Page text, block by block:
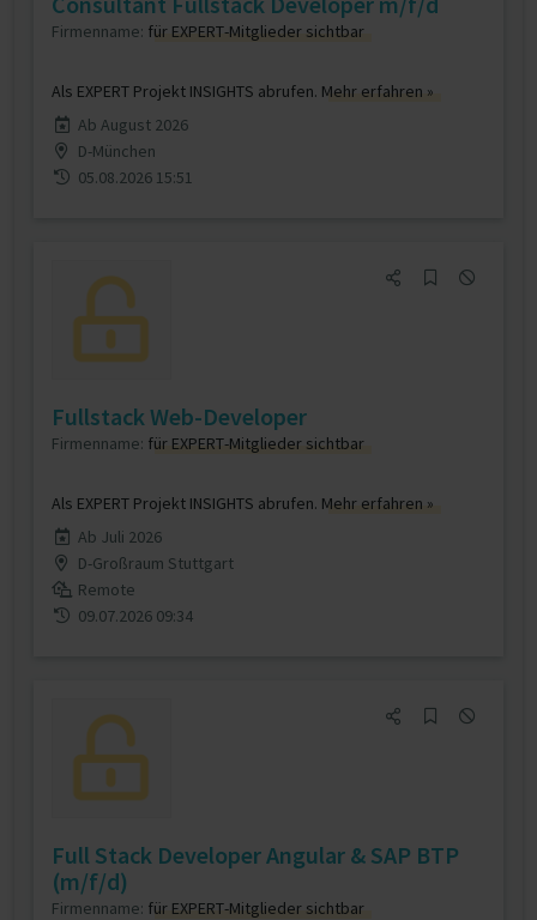
Firmenname: für EXPERT-Mitglieder sichtbar
Als EXPERT Projekt INSIGHTS abrufen. Mehr erfahren »
Ab August 2026
D-München
05.08.2026 15:51
Fullstack Web-Developer
Firmenname: für EXPERT-Mitglieder sichtbar
Als EXPERT Projekt INSIGHTS abrufen. Mehr erfahren »
Ab Juli 2026
D-Großraum Stuttgart
Remote
09.07.2026 09:34
Full Stack Developer Angular & SAP BTP
(m/f/d)
Firmenname: für EXPERT-Mitglieder sichtbar